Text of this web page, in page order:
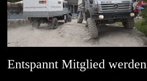
Entspannt Mitglied werden